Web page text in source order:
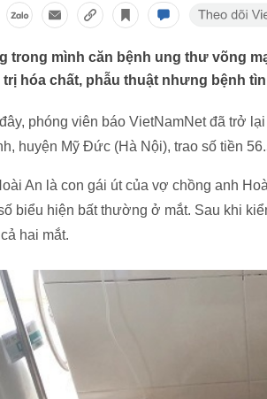
trong mình căn bệnh ung thư võng
trị hóa chất, phẫu thuật nhưng bệnh
phóng viên báo VietNamNet đã trở
huyện Mỹ Đức (Hà Nội), trao số tiền
An là con gái út của vợ chồng anh
biểu hiện bất thường ở mắt. Sau khi
hai mắt.